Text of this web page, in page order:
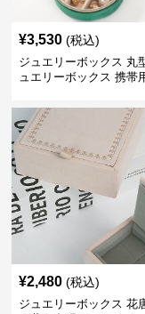
¥3,530 (税込)
ジュエリーボックス 丸
ュエリーボックス 携帯
¥2,480 (税込)
ジュエリーボックス 花